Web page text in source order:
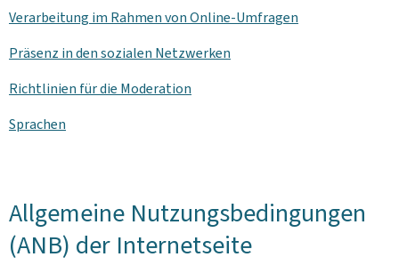
Verarbeitung im Rahmen von Online-Umfragen
Präsenz in den sozialen Netzwerken
Richtlinien für die Moderation
Sprachen
Allgemeine Nutzungsbedingungen
(ANB) der Internetseite